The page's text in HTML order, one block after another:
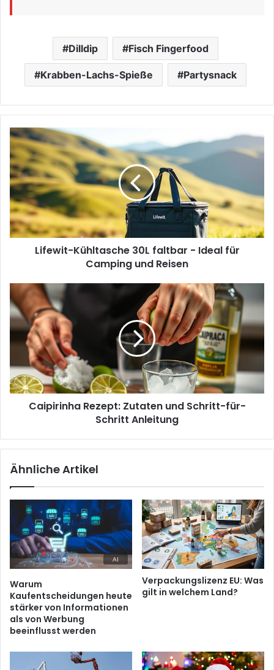
Dilldip Fisch Fingerfood
Krabben-Lachs-Spieße Partysnack
Lifewit-
Kühltasche
30L
faltbar
-
Ideal
für
Camping
und
Lifewit-Kühltasche 30L faltbar - Ideal für
Camping und Reisen
Caipirinha
Rezept:
Zutaten
und
Schritt-
Schritt
Anleitung
Caipirinha Rezept: Zutaten und Schritt-für-
Schritt Anleitung
Ähnliche Artikel
Warum
Kaufentscheidungen heute
stärker von Informationen
als von Werbung
beeinflusst werden
Verpackungslizenz EU: Was
gilt in welchem Land?